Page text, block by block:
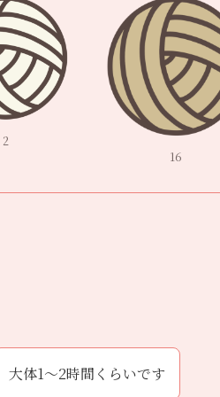
2
16
大体1〜2時間くらいです